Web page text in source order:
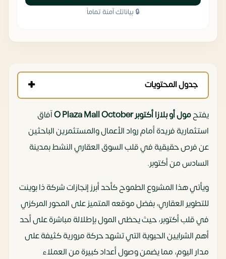
🔒 بياناتك آمنة تماماً
جدول المحتويات
يفتحمول أو بلازا أكتوبر O Plaza Mall October
آفاق
استثمارية فريدة أمام رواد الأعمال والمستثمرين الباحثين
عن فرص حقيقية في قلب السوق العقاري النشط بمدينة
السادس من أكتوبر.
ويأتي هذا المشروع الطموح كأحد أبرز إنجازات شركة ذا بوينت
للتطوير العقاري، بفضل موقعه المتميز على المحور المركزي
في قلب أكتوبر، حيث يحظى المول بإطلالة مباشرة على أحد
أهم الشرايين الحيوية التي تشهد حركة مرورية كثيفة على
مدار اليوم، مما يضمن وصول أعداد كبيرة من العملاء